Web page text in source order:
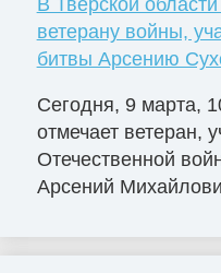
ветерану войны,
битвы Арсению
Сегодня, 9 марта,
отмечает ветеран,
Отечественной
Арсений